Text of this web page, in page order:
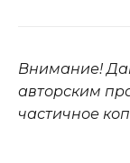
Внимание!
авторским
частичное